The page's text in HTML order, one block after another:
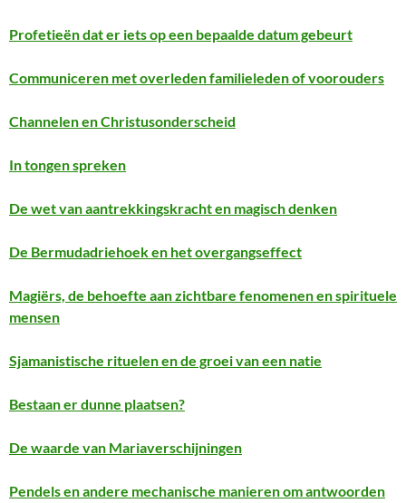
Profetieën dat er iets op een bepaalde datum gebeurt
Communiceren met overleden familieleden of voorouders
Channelen en Christusonderscheid
In tongen spreken
De wet van aantrekkingskracht en magisch denken
De Bermudadriehoek en het overgangseffect
Magiërs, de behoefte aan zichtbare fenomenen en spirituele
mensen
Sjamanistische rituelen en de groei van een natie
Bestaan er dunne plaatsen?
De waarde van Mariaverschijningen
Pendels en andere mechanische manieren om antwoorden